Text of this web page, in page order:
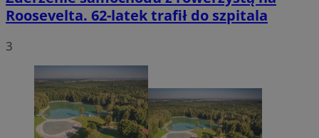
Roosevelta. 62-latek trafił do szpitala
3